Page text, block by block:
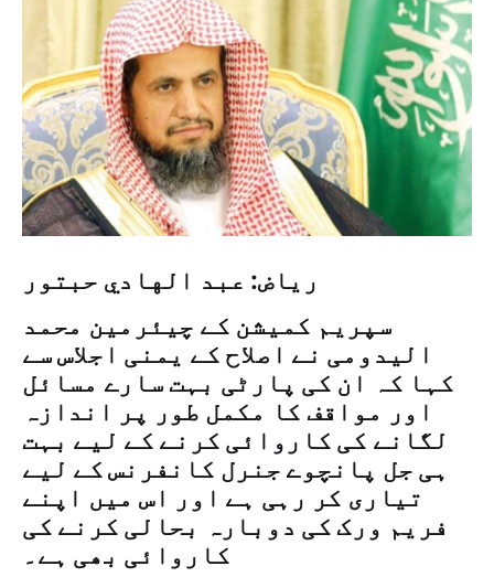
ریاض: عبد الهادي حبتور
سپریم کمیشن کے چیئرمین محمد
الیدومی نے اصلاح کے یمنی اجلاس سے
کہا کہ ان کی پارٹی بہت سارے مسائل
اور مواقف کا مکمل طور پر اندازہ
لگانے کی کاروائی کرنے کے لیے بہت
ہی جل پانچوے جنرل کانفرنس کے لیے
تیاری کر رہی ہے اور اس میں اپنے
فریم ورک کی دوبارہ بحالی کرنے کی
کاروائی بھی ہے۔